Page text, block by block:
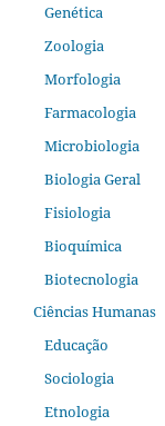
Genética
Zoologia
Morfologia
Farmacologia
Microbiologia
Biologia Geral
Fisiologia
Bioquímica
Biotecnologia
Ciências Humanas
Educação
Sociologia
Etnologia